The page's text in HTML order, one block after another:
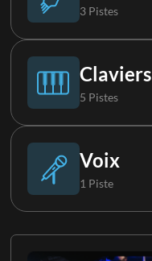
Basse Synthé
3 Pistes
Guitare électrique 1
Guitare électrique 2
Claviers
5 Pistes
Piano
Voix
1 Piste